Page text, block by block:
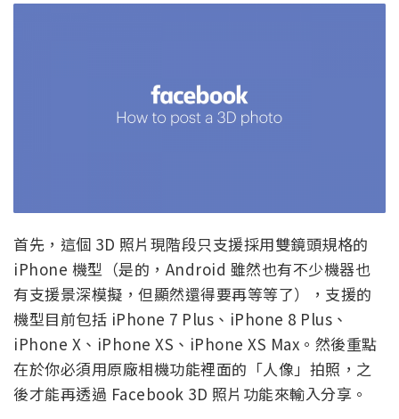
首先，這個 3D 照片現階段只支援採用雙鏡頭規格的
iPhone 機型（是的，Android 雖然也有不少機器也
有支援景深模擬，但顯然還得要再等等了），支援的
機型目前包括 iPhone 7 Plus、iPhone 8 Plus、
iPhone X、iPhone XS、iPhone XS Max。然後重點
在於你必須用原廠相機功能裡面的「人像」拍照，之
後才能再透過 Facebook 3D 照片功能來輸入分享。